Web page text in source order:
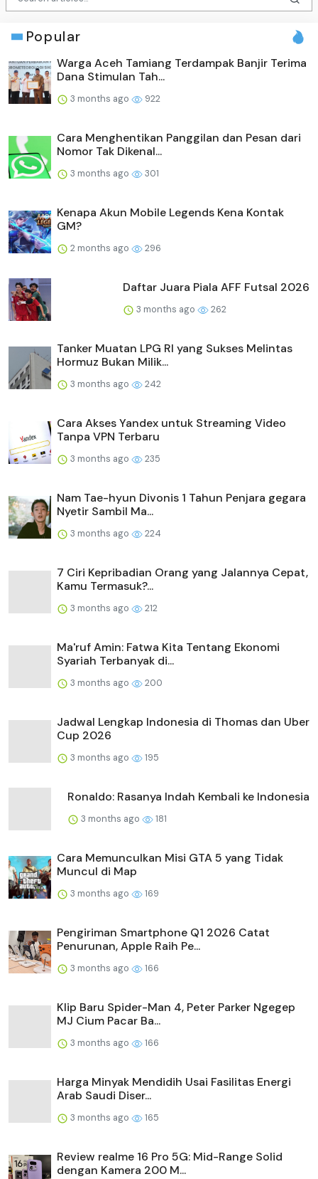
Popular
Warga Aceh Tamiang Terdampak Banjir Terima
Dana Stimulan Tah...
3 months ago 922
Cara Menghentikan Panggilan dan Pesan dari
Nomor Tak Dikenal...
3 months ago 301
Kenapa Akun Mobile Legends Kena Kontak
GM?
2 months ago 296
Daftar Juara Piala AFF Futsal 2026
3 months ago 262
Tanker Muatan LPG RI yang Sukses Melintas
Hormuz Bukan Milik...
3 months ago 242
Cara Akses Yandex untuk Streaming Video
Tanpa VPN Terbaru
3 months ago 235
Nam Tae-hyun Divonis 1 Tahun Penjara gegara
Nyetir Sambil Ma...
3 months ago 224
7 Ciri Kepribadian Orang yang Jalannya Cepat,
Kamu Termasuk?...
3 months ago 212
Ma'ruf Amin: Fatwa Kita Tentang Ekonomi
Syariah Terbanyak di...
3 months ago 200
Jadwal Lengkap Indonesia di Thomas dan Uber
Cup 2026
3 months ago 195
Ronaldo: Rasanya Indah Kembali ke Indonesia
3 months ago 181
Cara Memunculkan Misi GTA 5 yang Tidak
Muncul di Map
3 months ago 169
Pengiriman Smartphone Q1 2026 Catat
Penurunan, Apple Raih Pe...
3 months ago 166
Klip Baru Spider-Man 4, Peter Parker Ngegep
MJ Cium Pacar Ba...
3 months ago 166
Harga Minyak Mendidih Usai Fasilitas Energi
Arab Saudi Diser...
3 months ago 165
Review realme 16 Pro 5G: Mid-Range Solid
dengan Kamera 200 M...